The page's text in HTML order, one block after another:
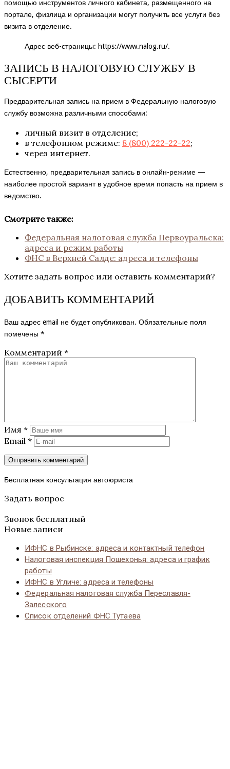
помощью инструментов личного кабинета, размещенного на
портале, физлица и организации могут получить все услуги без
визита в отделение.
Адрес веб-страницы: https://www.nalog.ru/.
ЗАПИСЬ В НАЛОГОВУЮ СЛУЖБУ В
СЫСЕРТИ
Предварительная запись на прием в Федеральную налоговую
службу возможна различными способами:
личный визит в отделение;
в телефонном режиме: 8 (800) 222-22-22;
через интернет.
Естественно, предварительная запись в онлайн-режиме —
наиболее простой вариант в удобное время попасть на прием в
ведомство.
Смотрите также:
Федеральная налоговая служба Первоуральска:
адреса и режим работы
ФНС в Верхней Салде: адреса и телефоны
Хотите задать вопрос или оставить комментарий?
ДОБАВИТЬ КОММЕНТАРИЙ
Ваш адрес email не будет опубликован. Обязательные поля
помечены *
Комментарий *
Имя *
Email *
Бесплатная консультация автоюриста
Задать вопрос
Звонок бесплатный
Новые записи
ИФНС в Рыбинске: адреса и контактный телефон
Налоговая инспекция Пошехонья: адреса и график
работы
ИФНС в Угличе: адреса и телефоны
Федеральная налоговая служба Переславля-
Залесского
Список отделений ФНС Тутаева